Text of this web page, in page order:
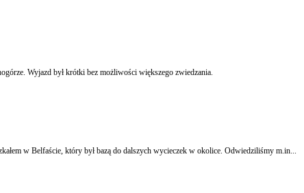
Wyjazd był krótki bez możliwości większego zwiedzania.
w Belfaście, który był bazą do dalszych wycieczek w okolice. Odwiedziliśmy m.in...